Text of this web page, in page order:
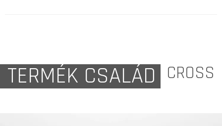
TERMÉK CSALÁD CROSS